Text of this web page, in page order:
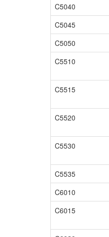
C5040
C5045
C5050
C5510
C5515
C5520
C5530
C5535
C6010
C6015